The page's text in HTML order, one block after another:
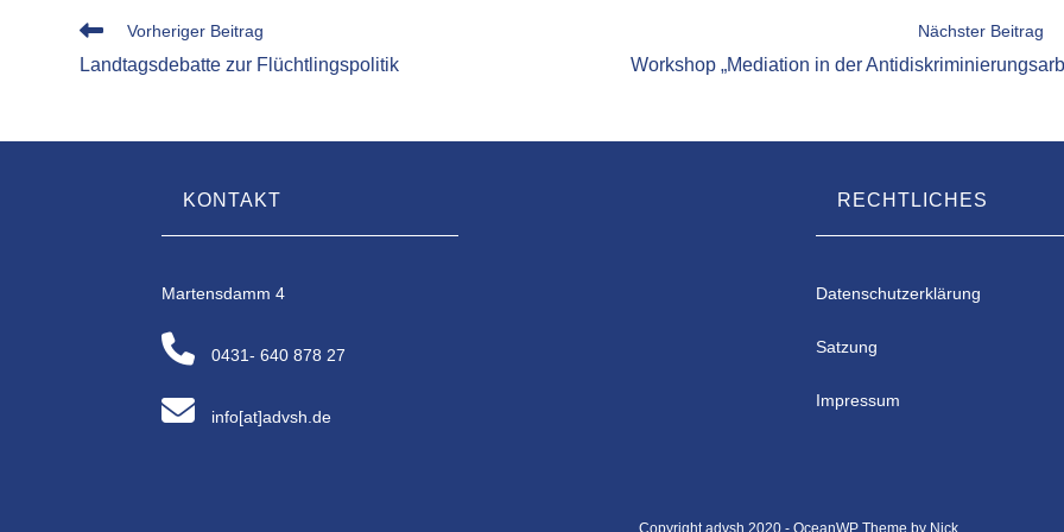
Weitere
ansehen
Vorheriger Beitrag
Landtagsdebatte zur Flüchtlingspolitik
Nächster Beitrag
Workshop „Mediation in der
KONTAKT
Martensdamm 4
0431- 640 878 27
info[at]advsh.de
RECHTLICHES
Datenschutzerklärung
Satzung
Impressum
Copyright advsh 2020 - OceanWP Theme by Nick